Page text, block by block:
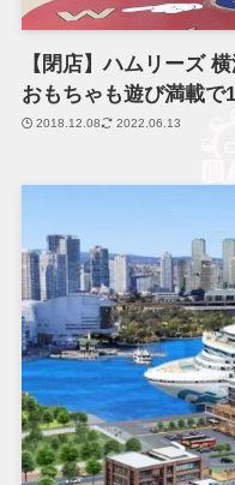
【閉店】ハムリーズ
おもちゃも遊び満載で
2018.12.08 2022.06.13